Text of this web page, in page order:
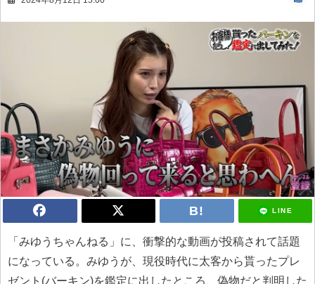
LINE
「みゆうちゃんねる」に、衝撃的な動画が投稿されて話題
になっている。みゆうが、現役時代に太客から貰ったプレ
ゼント(バーキン)を鑑定に出したところ、偽物だと判明した